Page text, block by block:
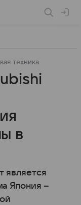
техника
в
является
Япония –